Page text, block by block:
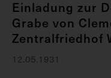
Einladung zur
Grabe von
Zentralfriedhof
12.05.1931